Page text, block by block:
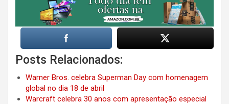
Posts Relacionados:
Warner Bros. celebra Superman Day com homenagem
global no dia 18 de abril
Warcraft celebra 30 anos com apresentação especial